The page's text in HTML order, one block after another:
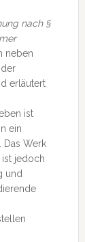
nach §
neben
erläutert
ist
ein
Werk
ist jedoch
und